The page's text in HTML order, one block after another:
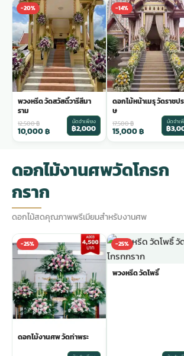
-20%
พวงหรีด วัดสวัสดิ์วารีสีมา
ราม
12,500฿
10,000฿
มัดจำเพียง
฿2,000
-14%
ดอกไม้หน้าเมรุ วัดราชป
ษ
17,500฿
15,000฿
มัดจำเ
฿
ดอกไม้งานศพวัดโกรก
กราก
ดอกไม้สดคุณภาพพรีเมียมสำหรับงานศพ
-25%
ดอกไม้งานศพ วัดท่าพระ
-25%
พวงหรีด วัดโพธิ์